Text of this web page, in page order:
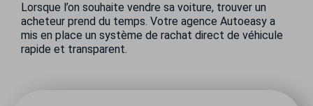
Lorsque l’on souhaite vendre sa voiture, trouver un
acheteur prend du temps. Votre agence Autoeasy a
mis en place un système de rachat direct de véhicule
rapide et transparent.